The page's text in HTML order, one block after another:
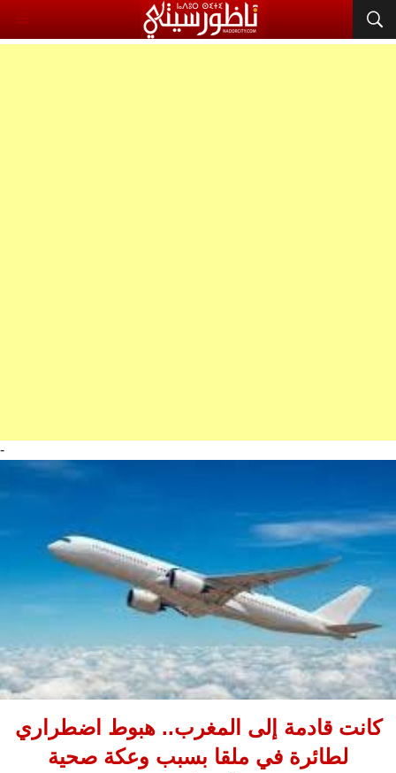
-
كانت قادمة إلى المغرب.. هبوط اضطراري
لطائرة في ملقا بسبب وعكة صحية